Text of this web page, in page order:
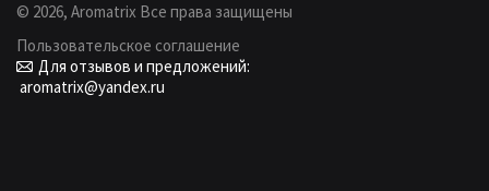
© 2026, Aromatrix Все права защищены
Пользовательское соглашение
Для отзывов и предложений:
aromatrix@yandex.ru